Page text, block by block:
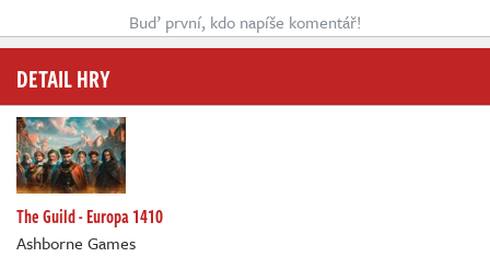
Buď první, kdo napíše komentář!
DETAIL HRY
The Guild - Europa 1410
Ashborne Games